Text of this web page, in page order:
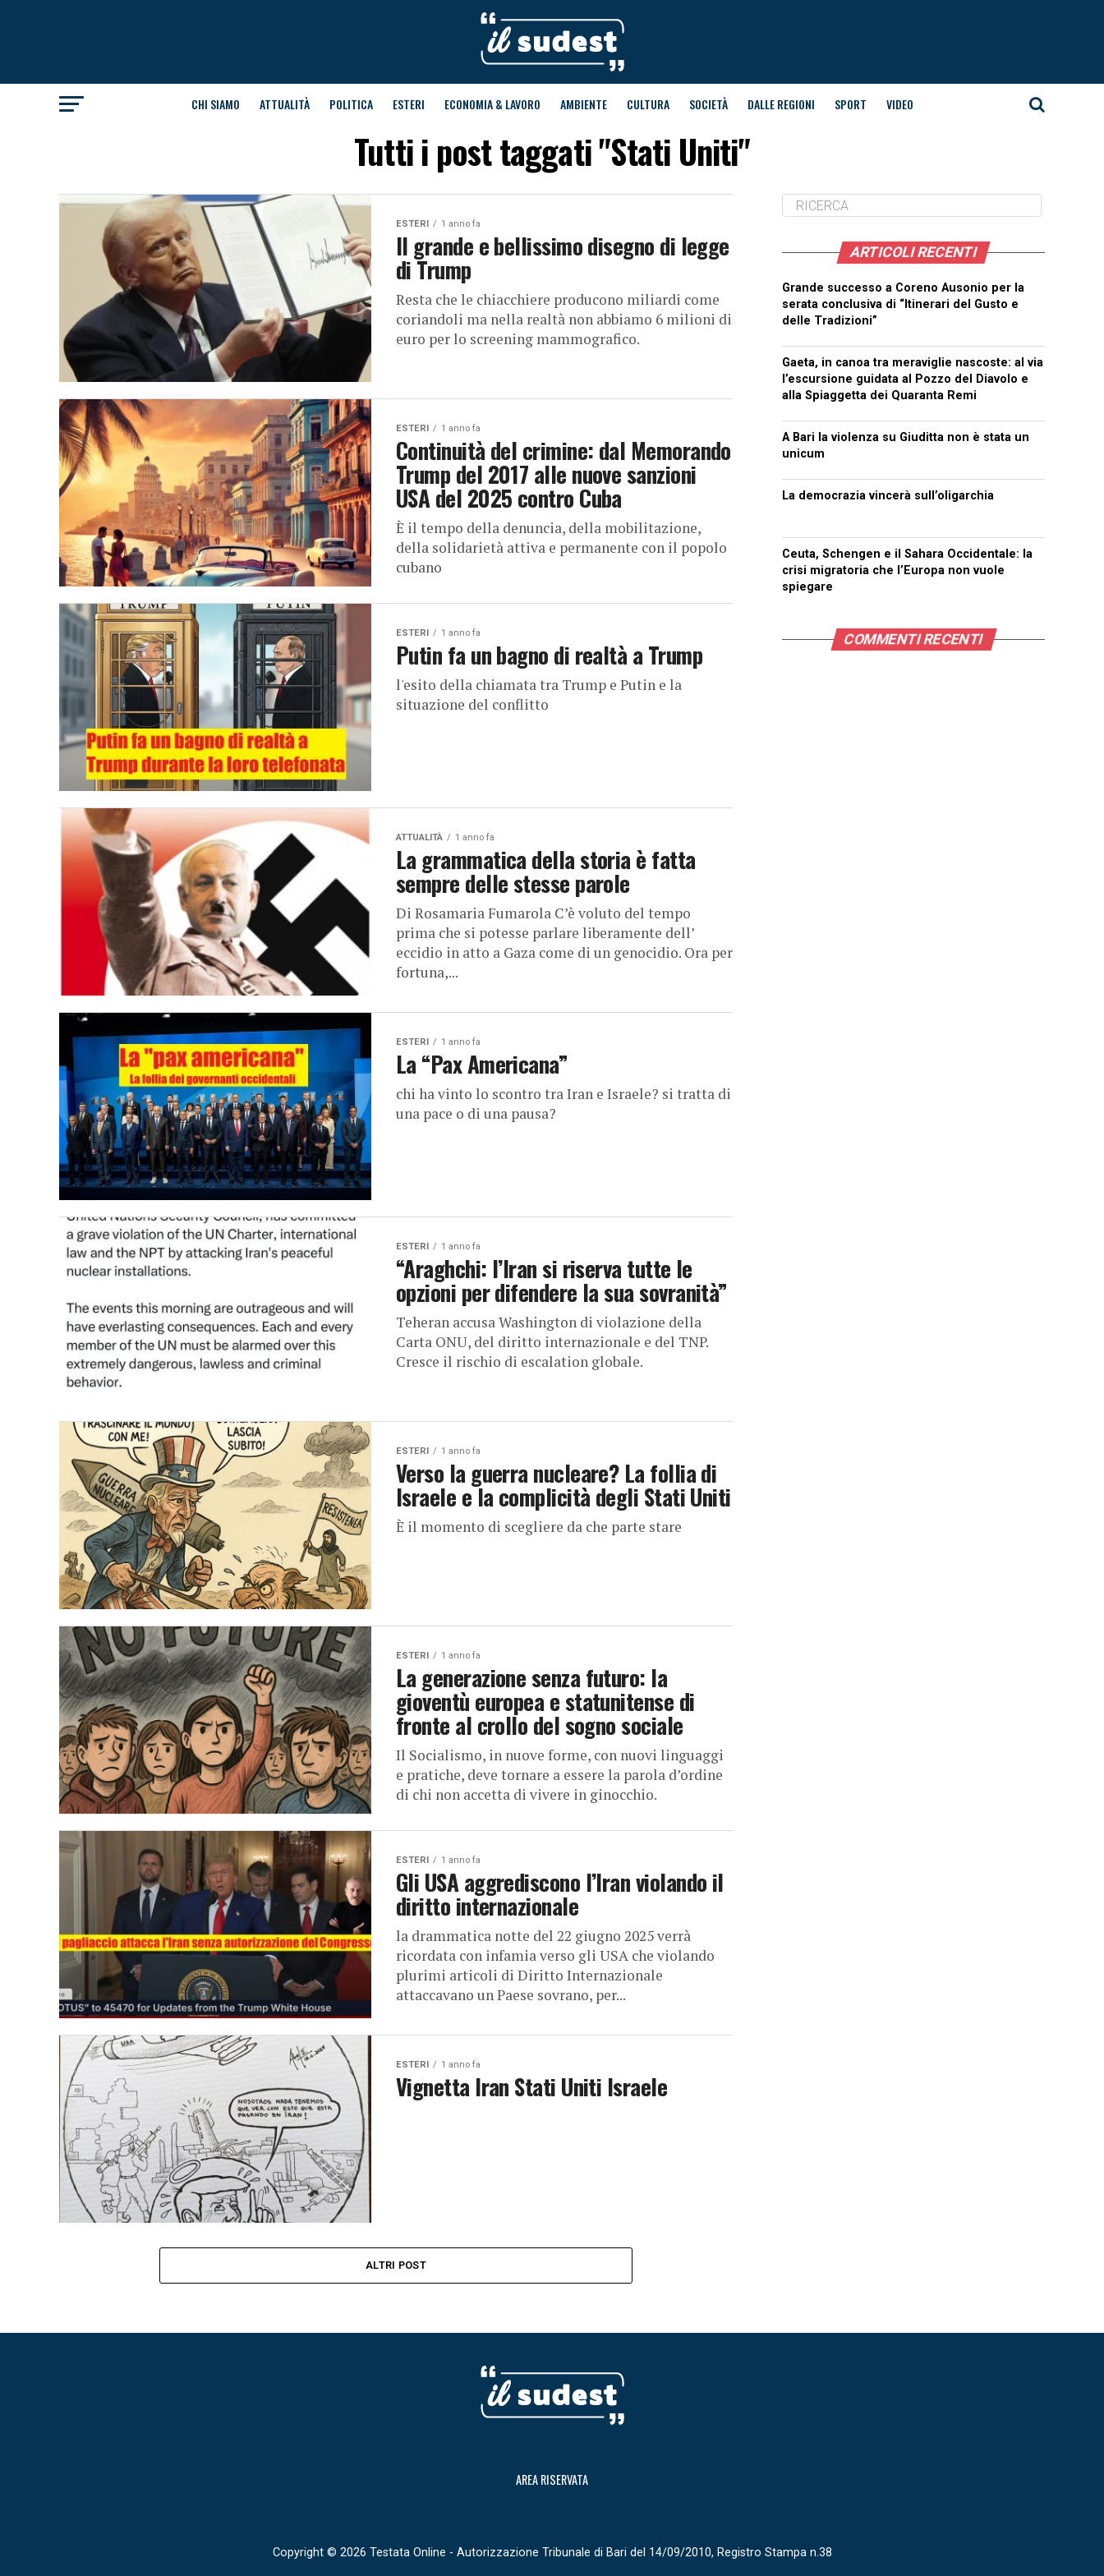
CHI SIAMO ATTUALITÀ POLITICA ESTERI ECONOMIA & LAVORO AMBIENTE CULTURA SOCIETÀ DALLE REGIONI SPORT VIDEO
Tutti i post taggati "Stati Uniti"
ESTERI 1 anno fa
Il grande e bellissimo disegno di legge
di Trump
Resta che le chiacchiere producono miliardi come
coriandoli ma nella realtà non abbiamo 6 milioni di
euro per lo screening mammografico.
ESTERI 1 anno fa
Continuità del crimine: dal Memorando
Trump del 2017 alle nuove sanzioni
USA del 2025 contro Cuba
È il tempo della denuncia, della mobilitazione,
della solidarietà attiva e permanente con il popolo
cubano
ESTERI 1 anno fa
Putin fa un bagno di realtà a Trump
l'esito della chiamata tra Trump e Putin e la
situazione del conflitto
ATTUALITÀ 1 anno fa
La grammatica della storia è fatta
sempre delle stesse parole
Di Rosamaria Fumarola C’è voluto del tempo
prima che si potesse parlare liberamente dell’
eccidio in atto a Gaza come di un genocidio. Ora per
fortuna,...
ESTERI 1 anno fa
La “Pax Americana”
chi ha vinto lo scontro tra Iran e Israele? si tratta di
una pace o di una pausa?
ESTERI 1 anno fa
“Araghchi: l’Iran si riserva tutte le
opzioni per difendere la sua sovranità”
Teheran accusa Washington di violazione della
Carta ONU, del diritto internazionale e del TNP.
Cresce il rischio di escalation globale.
ESTERI 1 anno fa
Verso la guerra nucleare? La follia di
Israele e la complicità degli Stati Uniti
È il momento di scegliere da che parte stare
ESTERI 1 anno fa
La generazione senza futuro: la
gioventù europea e statunitense di
fronte al crollo del sogno sociale
Il Socialismo, in nuove forme, con nuovi linguaggi
e pratiche, deve tornare a essere la parola d’ordine
di chi non accetta di vivere in ginocchio.
ESTERI 1 anno fa
Gli USA aggrediscono l’Iran violando il
diritto internazionale
la drammatica notte del 22 giugno 2025 verrà
ricordata con infamia verso gli USA che violando
plurimi articoli di Diritto Internazionale
attaccavano un Paese sovrano, per...
ESTERI 1 anno fa
Vignetta Iran Stati Uniti Israele
ALTRI POST
ARTICOLI RECENTI
Grande successo a Coreno Ausonio per la
serata conclusiva di “Itinerari del Gusto e
delle Tradizioni”
Gaeta, in canoa tra meraviglie nascoste: al via
l’escursione guidata al Pozzo del Diavolo e
alla Spiaggetta dei Quaranta Remi
A Bari la violenza su Giuditta non è stata un
unicum
La democrazia vincerà sull’oligarchia
Ceuta, Schengen e il Sahara Occidentale: la
crisi migratoria che l’Europa non vuole
spiegare
COMMENTI RECENTI
AREA RISERVATA
Copyright © 2026 Testata Online - Autorizzazione Tribunale di Bari del 14/09/2010, Registro Stampa n.38